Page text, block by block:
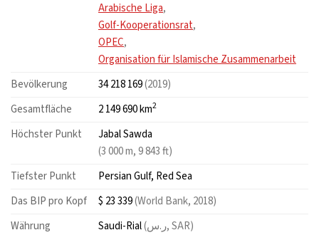
Arabische Liga,
Golf-Kooperationsrat,
OPEC,
Organisation für Islamische Zusammenarbeit
Bevölkerung
34 218 169(2019)
Gesamtfläche
2 149 690 km2
Höchster Punkt
Jabal Sawda
(3 000 m, 9 843 ft)
Tiefster Punkt
Persian Gulf, Red Sea
Das BIP pro Kopf
$ 23 339(World Bank, 2018)
Währung
Saudi-Rial
(ر.س, SAR)